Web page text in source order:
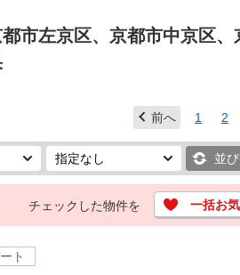
市左京区、京都市中京区、
前へ 1 2
並
チェックした物件を 一括お
ト